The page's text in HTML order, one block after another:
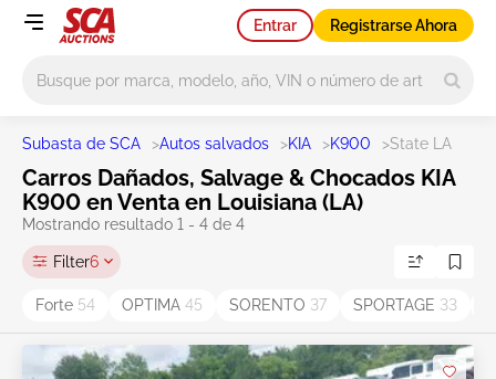
Entrar Registrarse Ahora
Subasta de SCA >Autos salvados >KIA >K900 >State LA
Carros Dañados, Salvage & Chocados KIA
K900 en Venta en Louisiana (LA)
Mostrando resultado 1 - 4 de 4
Filter6
Forte 54 OPTIMA 45 SORENTO 37 SPORTAGE 33